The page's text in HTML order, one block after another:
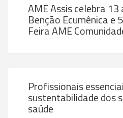
AME Assis celebra 13
Benção Ecumênica e
Feira AME
Profissionais
sustentabilidade dos
saúde